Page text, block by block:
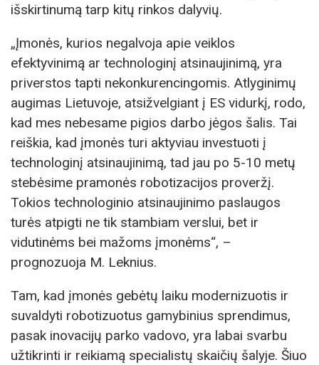
išskirtinumą tarp kitų rinkos dalyvių.
„Įmonės, kurios negalvoja apie veiklos
efektyvinimą ar technologinį atsinaujinimą, yra
priverstos tapti nekonkurencingomis. Atlyginimų
augimas Lietuvoje, atsižvelgiant į ES vidurkį, rodo,
kad mes nebesame pigios darbo jėgos šalis. Tai
reiškia, kad įmonės turi aktyviau investuoti į
technologinį atsinaujinimą, tad jau po 5-10 metų
stebėsime pramonės robotizacijos proveržį.
Tokios technologinio atsinaujinimo paslaugos
turės atpigti ne tik stambiam verslui, bet ir
vidutinėms bei mažoms įmonėms“, –
prognozuoja M. Leknius.
Tam, kad įmonės gebėtų laiku modernizuotis ir
suvaldyti robotizuotus gamybinius sprendimus,
pasak inovacijų parko vadovo, yra labai svarbu
užtikrinti ir reikiamą specialistų skaičių šalyje. Šiuo